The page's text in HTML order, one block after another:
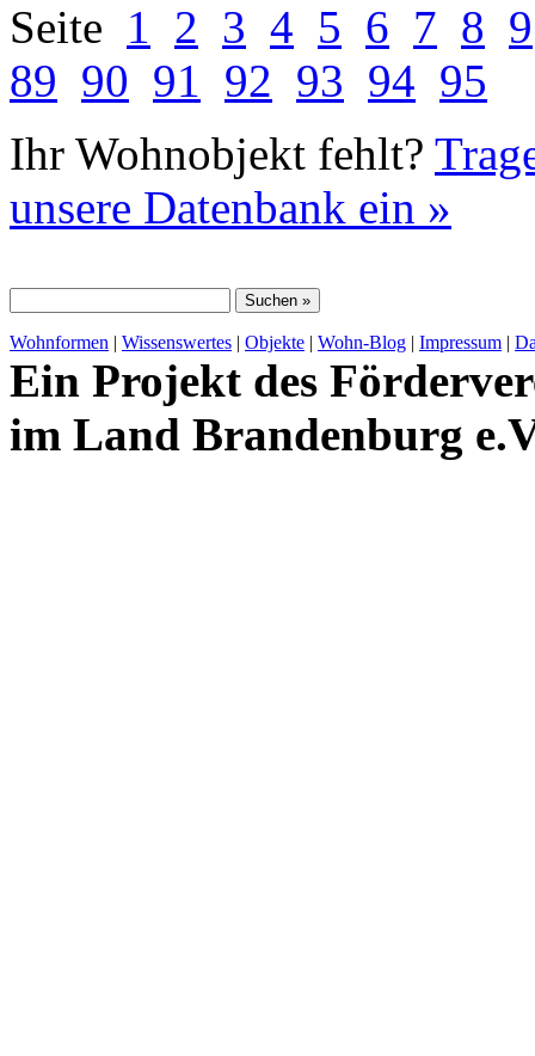
Seite 1 2 3 4 5 6 7 8 9
89 90 91 92 93 94 95
Ihr Wohnobjekt fehlt?
unsere Datenbank ein »
Wohnformen | Wissenswertes | Objekte | Wohn-Blog | Impressum |
Ein Projekt des
im Land Brandenburg